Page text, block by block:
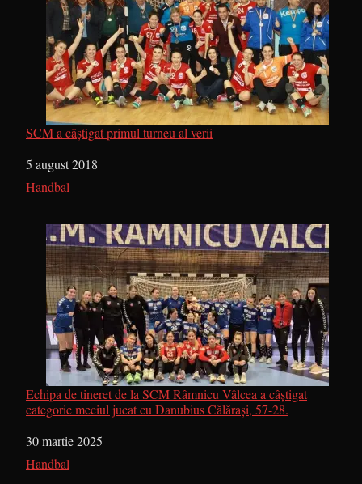
SCM a câștigat primul turneu al verii
Dată
5 august 2018
În legătură cu
Handbal
Echipa de tineret de la SCM Râmnicu Vâlcea a câștigat
categoric meciul jucat cu Danubius Călărași, 57-28.
Dată
30 martie 2025
În legătură cu
Handbal